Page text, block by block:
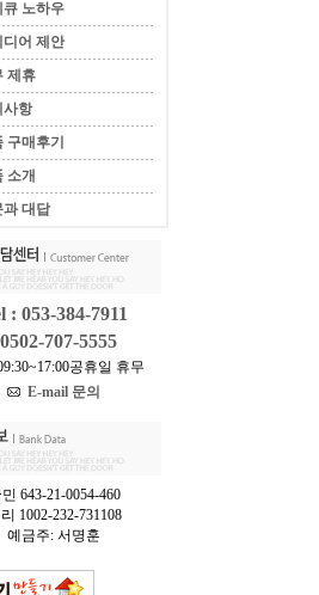
큐 노하우
디어 제안
제휴
사항
구매후기
소개
과 대답
: 053-384-7911
0502-707-5555
공휴일 휴무
E-mail 문의
643-21-0054-460
1002-232-731108
예금주: 서명훈